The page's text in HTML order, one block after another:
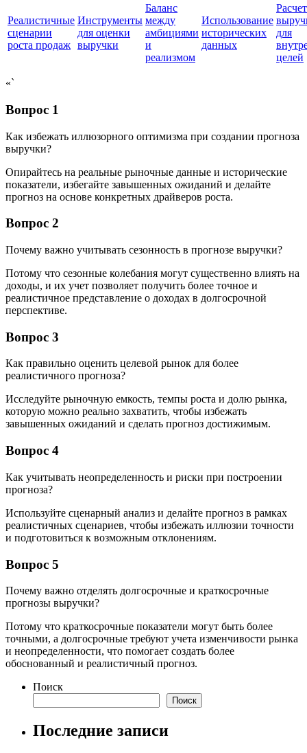
Реалистичные
сценарии
роста продаж
Инструменты
для оценки
выручки
Баланс
между
амбициями
и
реализмом
Использование
исторических
данных
Расчет
для
целей
«`
Вопрос 1
Как избежать иллюзорного оптимизма при создании прогноза
выручки?
Опирайтесь на реальные рыночные данные и исторические
показатели, избегайте завышенных ожиданий и делайте
прогноз на основе конкретных драйверов роста.
Вопрос 2
Почему важно учитывать сезонность в прогнозе выручки?
Потому что сезонные колебания могут существенно влиять на
доходы, и их учет позволяет получить более точное и
реалистичное представление о доходах в долгосрочной
перспективе.
Вопрос 3
Как правильно оценить целевой рынок для более
реалистичного прогноза?
Исследуйте рыночную емкость, темпы роста и долю рынка,
которую можно реально захватить, чтобы избежать
завышенных ожиданий и сделать прогноз достижимым.
Вопрос 4
Как учитывать неопределенность и риски при построении
прогноза?
Используйте сценарный анализ и делайте прогноз в рамках
реалистичных сценариев, чтобы избежать иллюзии точности
и подготовиться к возможным отклонениям.
Вопрос 5
Почему важно отделять долгосрочные и краткосрочные
прогнозы выручки?
Потому что краткосрочные показатели могут быть более
точными, а долгосрочные требуют учета изменчивости рынка
и неопределенности, что помогает создать более
обоснованный и реалистичный прогноз.
Поиск
Поиск
Последние записи